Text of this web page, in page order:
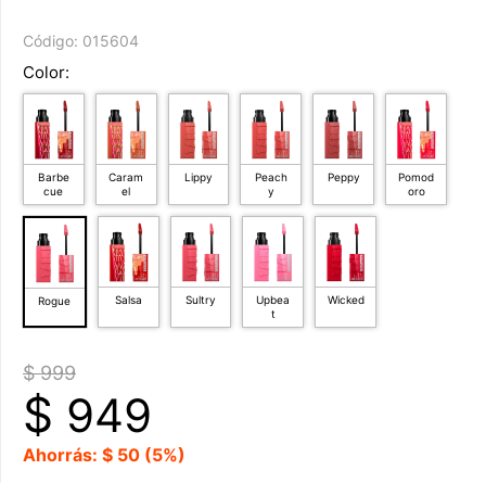
Código: 015604
Color:
Barbe
cue
Caram
el
Lippy
Peach
y
Peppy
Pomod
oro
Rogue Salsa Sultry
Upbea
t
Wicked
$ 999
$ 949
Ahorrás: $ 50 (5%)